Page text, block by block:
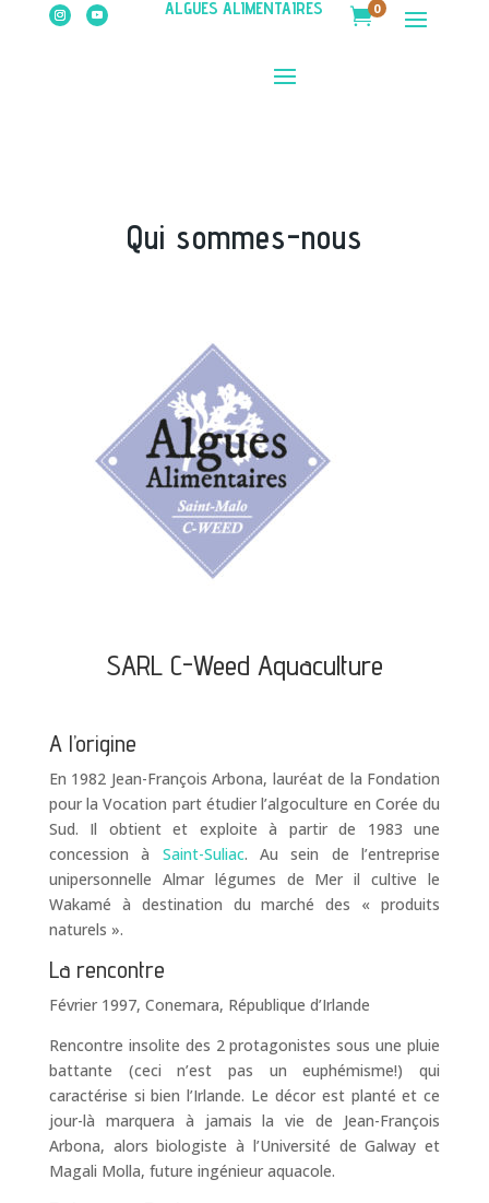
ALGUES ALIMENTAIRES 0
Qui sommes-nous
SARL C-Weed Aquaculture
A l’origine
En 1982 Jean-François Arbona, lauréat de la Fondation
pour la Vocation part étudier l’algoculture en Corée du
Sud. Il obtient et exploite à partir de 1983 une
concession à Saint-Suliac. Au sein de l’entreprise
unipersonnelle Almar légumes de Mer il cultive le
Wakamé à destination du marché des « produits
naturels ».
La rencontre
Février 1997, Conemara, République d’Irlande
Rencontre insolite des 2 protagonistes sous une pluie
battante (ceci n’est pas un euphémisme!) qui
caractérise si bien l’Irlande. Le décor est planté et ce
jour-là marquera à jamais la vie de Jean-François
Arbona, alors biologiste à l’Université de Galway et
Magali Molla, future ingénieur aquacole.